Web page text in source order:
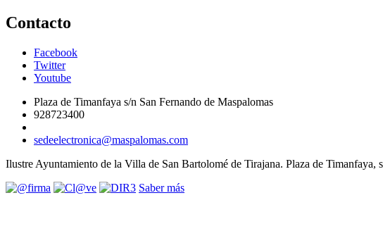
Contacto
Facebook
Twitter
Youtube
Plaza de Timanfaya s/n San Fernando de Maspalomas
928723400
sedeelectronica@maspalomas.com
Ilustre Ayuntamiento de la Villa de San Bartolomé de Tirajana. Plaza de
Saber más